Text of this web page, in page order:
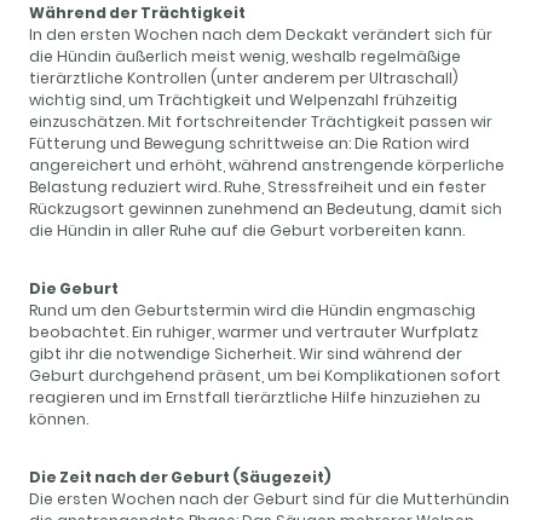
Während der Trächtigkeit
In den ersten Wochen nach dem Deckakt verändert sich für
die Hündin äußerlich meist wenig, weshalb regelmäßige
tierärztliche Kontrollen (unter anderem per Ultraschall)
wichtig sind, um Trächtigkeit und Welpenzahl frühzeitig
einzuschätzen. Mit fortschreitender Trächtigkeit passen wir
Fütterung und Bewegung schrittweise an: Die Ration wird
angereichert und erhöht, während anstrengende körperliche
Belastung reduziert wird. Ruhe, Stressfreiheit und ein fester
Rückzugsort gewinnen zunehmend an Bedeutung, damit sich
die Hündin in aller Ruhe auf die Geburt vorbereiten kann.
Die Geburt
Rund um den Geburtstermin wird die Hündin engmaschig
beobachtet. Ein ruhiger, warmer und vertrauter Wurfplatz
gibt ihr die notwendige Sicherheit. Wir sind während der
Geburt durchgehend präsent, um bei Komplikationen sofort
reagieren und im Ernstfall tierärztliche Hilfe hinzuziehen zu
können.
Die Zeit nach der Geburt (Säugezeit)
Die ersten Wochen nach der Geburt sind für die Mutterhündin